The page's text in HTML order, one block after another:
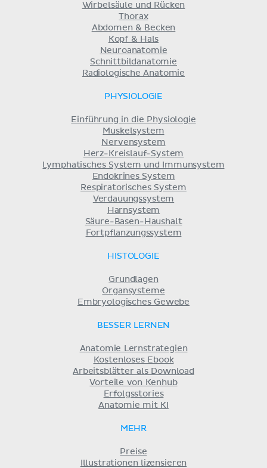
Wirbelsäule und Rücken
Thorax
Abdomen & Becken
Kopf & Hals
Neuroanatomie
Schnittbildanatomie
Radiologische Anatomie
PHYSIOLOGIE
Einführung in die Physiologie
Muskelsystem
Nervensystem
Herz-Kreislauf-System
Lymphatisches System und Immunsystem
Endokrines System
Respiratorisches System
Verdauungssystem
Harnsystem
Säure-Basen-Haushalt
Fortpflanzungssystem
HISTOLOGIE
Grundlagen
Organsysteme
Embryologisches Gewebe
BESSER LERNEN
Anatomie Lernstrategien
Kostenloses Ebook
Arbeitsblätter als Download
Vorteile von Kenhub
Erfolgsstories
Anatomie mit KI
MEHR
Preise
Illustrationen lizensieren